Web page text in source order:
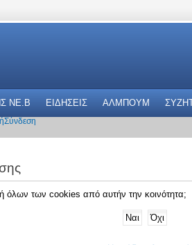
NE.B ΕΙΔΗΣΕΙΣ ΑΛΜΠΟΥΜ
Σύνδεση
όλων των cookies από αυτήν την κοινότητα;